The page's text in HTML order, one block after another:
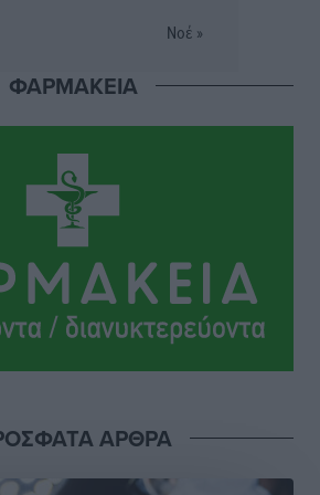
“Πρώτη” με δύο ακόμα
στον Σωτήρα
Επιτροπή Ρόδου μετά την
του Μιχαήλ Κορδίνα
Νοέ »
ΦΑΡΜΑΚΕΙΑ
ΑΡΘΡΑ